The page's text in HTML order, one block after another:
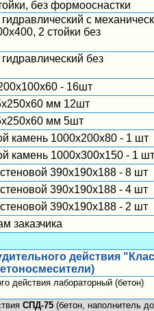
без формооснастки
с
2 стойки без
без
- 16шт
мм 12шт
мм 5шт
камень 1000х200х80 - 1 шт
камень 1000х300х150 - 1 шт
390х190х188 - 8 шт
390х190х188 - 4 шт
390х190х188 - 2 шт
заказчика
действия
действия лабораторный (бетон)
СПД-75 (бетон, наполнитель